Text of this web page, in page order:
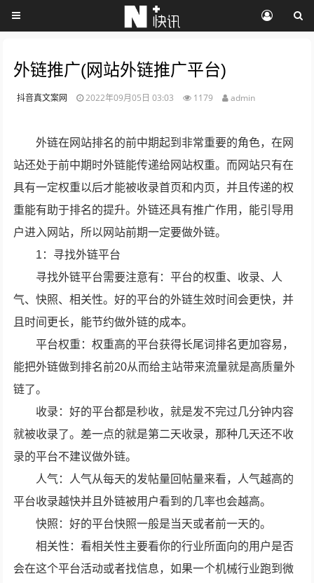
外链推广(网站外链推广平台)
抖音真文案网 2022年09月05日 03:03 1179 admin
外链在网站排名的前中期起到非常重要的角色，在网
站还处于前中期时外链能传递给网站权重。而网站只有在
具有一定权重以后才能被收录首页和内页，并且传递的权
重能有助于排名的提升。外链还具有推广作用，能引导用
户进入网站，所以网站前期一定要做外链。
1：寻找外链平台
寻找外链平台需要注意有：平台的权重、收录、人
气、快照、相关性。好的平台的外链生效时间会更快，并
且时间更长，能节约做外链的成本。
平台权重：权重高的平台获得长尾词排名更加容易，
能把外链做到排名前20从而给主站带来流量就是高质量外
链了。
收录：好的平台都是秒收，就是发不完过几分钟内容
就被收录了。差一点的就是第二天收录，那种几天还不收
录的平台不建议做外链。
人气：人气从每天的发帖量回帖量来看，人气越高的
平台收录越快并且外链被用户看到的几率也会越高。
快照：好的平台快照一般是当天或者前一天的。
相关性：看相关性主要看你的行业所面向的用户是否
会在这个平台活动或者找信息，如果一个机械行业跑到微